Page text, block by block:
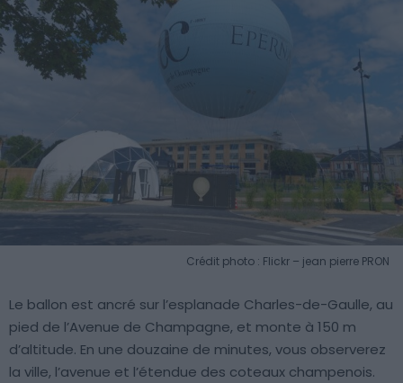
Crédit photo : Flickr – jean pierre PRON
Le ballon est ancré sur l’esplanade Charles-de-Gaulle, au
pied de l’Avenue de Champagne, et monte à 150 m
d’altitude. En une douzaine de minutes, vous observerez
la ville, l’avenue et l’étendue des coteaux champenois.